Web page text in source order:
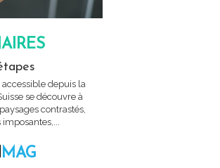
depuis la
se découvre à
contrastés,
MAG